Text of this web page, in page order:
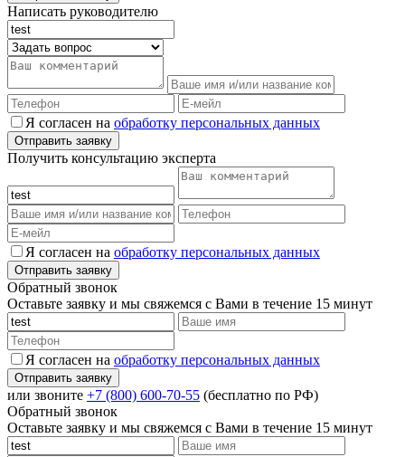
Написать руководителю
Я согласен на обработку персональных данных
Получить консультацию эксперта
Я согласен на обработку персональных данных
Обратный звонок
Оставьте заявку и мы свяжемся с Вами в течение 15 минут
Я согласен на обработку персональных данных
или звоните +7 (800) 600-70-55 (бесплатно по РФ)
Обратный звонок
Оставьте заявку и мы свяжемся с Вами в течение 15 минут